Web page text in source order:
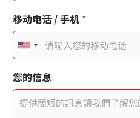
您
的
姓
名
机
移动电话 / 手机 *
U
n
i
t
您的信息